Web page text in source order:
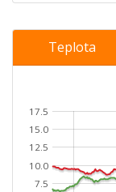
Teplota
7.5
10.0
12.5
15.0
17.5